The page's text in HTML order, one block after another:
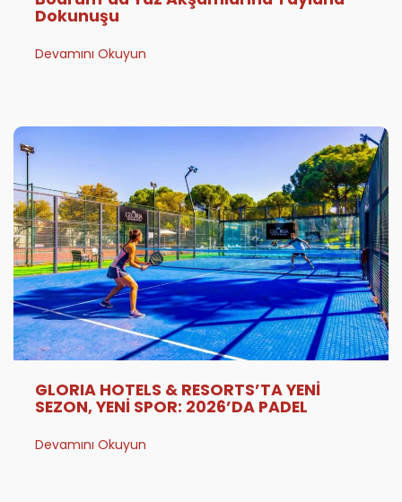
Dokunuşu
Devamını Okuyun
GLORIA HOTELS & RESORTS’TA YENİ
SEZON, YENİ SPOR: 2026’DA PADEL
Devamını Okuyun